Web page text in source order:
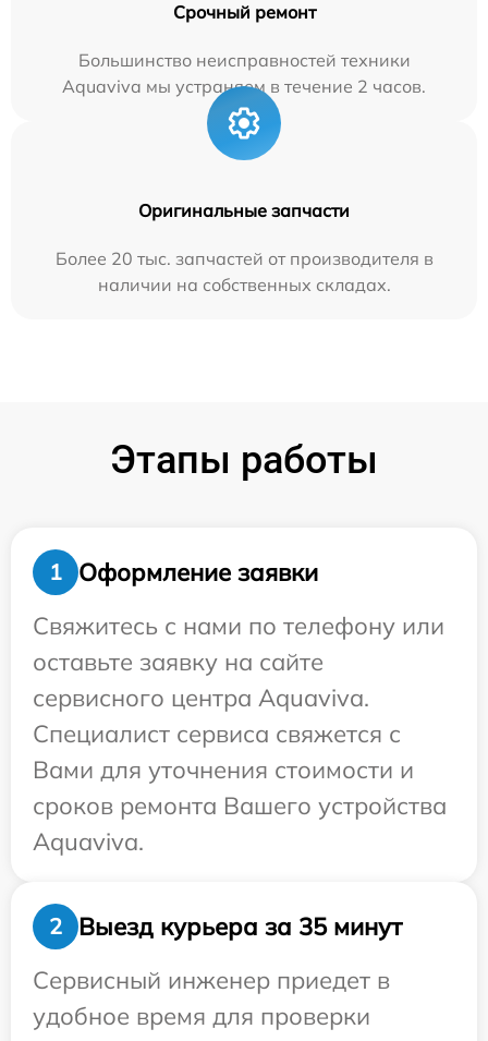
Срочный ремонт
Большинство неисправностей техники
Aquaviva мы устраняем в течение 2 часов.
Оригинальные запчасти
Более 20 тыс. запчастей от производителя в
наличии на собственных складах.
Этапы работы
1
Оформление заявки
Свяжитесь с нами по телефону или
оставьте заявку на сайте
сервисного центра Aquaviva.
Специалист сервиса свяжется с
Вами для уточнения стоимости и
сроков ремонта Вашего устройства
Aquaviva.
2
Выезд курьера за 35 минут
Сервисный инженер приедет в
удобное время для проверки